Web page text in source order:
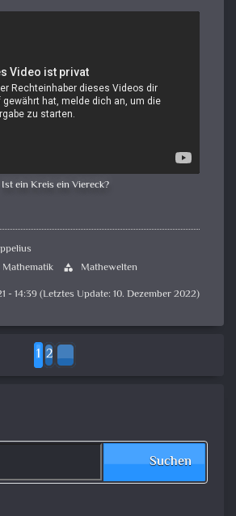
Ist ein Kreis ein Viereck?
Mathematik category Mathewelten
- 14:39 (Letztes Update: 10. Dezember 2022)
1 2
Suchen